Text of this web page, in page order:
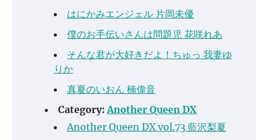
はにかみエンジェル 片岡未優
僕のお手伝いさんは問題児 花咲れあ
そんな君が大好きだよ！ちゅっ 我妻ゆ
りか
真夏のいおん 楠偉音
Category: Another Queen DX
Another Queen DX vol.73 藍沢梨夏